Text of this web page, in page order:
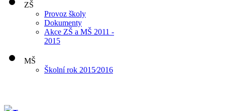
ZŠ
Provoz školy
Dokumenty
Akce ZŠ a MŠ 2011 -
2015
MŠ
Školní rok 2015⁄2016